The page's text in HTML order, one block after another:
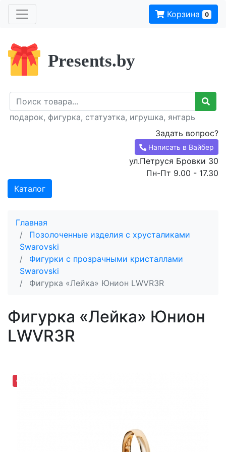
Корзина 0
Presents.by
подарок, фигурка, статуэтка, игрушка, янтарь
Задать вопрос?
Написать в Вайбер
ул.Петруся Бровки 30
Пн-Пт 9.00 - 17.30
Каталог
Главная
Позолоченные изделия с хрусталиками
Swarovski
Фигурки с прозрачными кристаллами
Swarovski
Фигурка «Лейка» Юнион LWVR3R
Фигурка «Лейка» Юнион
LWVR3R
-30,65%